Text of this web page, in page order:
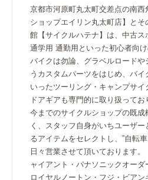
京都市河原町丸太町交差点の南
ショップエイリン丸太町店】とそ
館【サイクルハテナ】は、中古ス
通学用 通勤用といった初心者向
バイクは勿論、グラベルロード
うカスタムパーツをはじめ、バイ
いったツーリング・キャンプサイ
ドアギアも専門的に取り扱ってお
今までのサイクルショップの既成
く、スタッフ自身がいちユーザー
るアイテムをセレクトし、”自転
日々営業させて頂いております
ャイアント・パナソニックオーダ
ロイヤルノートン・フジ・ビアン